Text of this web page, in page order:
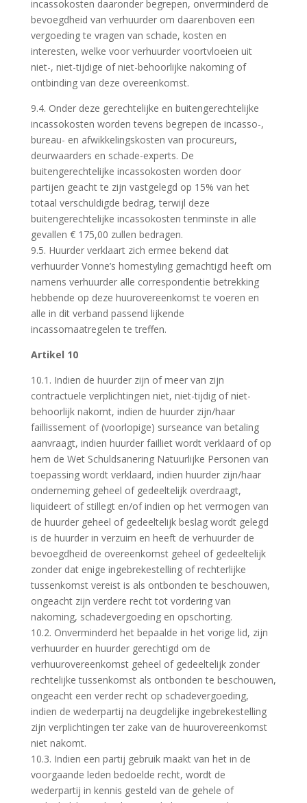
incassokosten daaronder begrepen, onverminderd de
bevoegdheid van verhuurder om daarenboven een
vergoeding te vragen van schade, kosten en
interesten, welke voor verhuurder voortvloeien uit
niet-, niet-tijdige of niet-behoorlijke nakoming of
ontbinding van deze overeenkomst.
9.4. Onder deze gerechtelijke en buitengerechtelijke
incassokosten worden tevens begrepen de incasso-,
bureau- en afwikkelingskosten van procureurs,
deurwaarders en schade-experts. De
buitengerechtelijke incassokosten worden door
partijen geacht te zijn vastgelegd op 15% van het
totaal verschuldigde bedrag, terwijl deze
buitengerechtelijke incassokosten tenminste in alle
gevallen € 175,00 zullen bedragen.
9.5. Huurder verklaart zich ermee bekend dat
verhuurder Vonne’s homestyling gemachtigd heeft om
namens verhuurder alle correspondentie betrekking
hebbende op deze huurovereenkomst te voeren en
alle in dit verband passend lijkende
incassomaatregelen te treffen.
Artikel 10
10.1. Indien de huurder zijn of meer van zijn
contractuele verplichtingen niet, niet-tijdig of niet-
behoorlijk nakomt, indien de huurder zijn/haar
faillissement of (voorlopige) surseance van betaling
aanvraagt, indien huurder failliet wordt verklaard of op
hem de Wet Schuldsanering Natuurlijke Personen van
toepassing wordt verklaard, indien huurder zijn/haar
onderneming geheel of gedeeltelijk overdraagt,
liquideert of stillegt en/of indien op het vermogen van
de huurder geheel of gedeeltelijk beslag wordt gelegd
is de huurder in verzuim en heeft de verhuurder de
bevoegdheid de overeenkomst geheel of gedeeltelijk
zonder dat enige ingebrekestelling of rechterlijke
tussenkomst vereist is als ontbonden te beschouwen,
ongeacht zijn verdere recht tot vordering van
nakoming, schadevergoeding en opschorting.
10.2. Onverminderd het bepaalde in het vorige lid, zijn
verhuurder en huurder gerechtigd om de
verhuurovereenkomst geheel of gedeeltelijk zonder
rechtelijke tussenkomst als ontbonden te beschouwen,
ongeacht een verder recht op schadevergoeding,
indien de wederpartij na deugdelijke ingebrekestelling
zijn verplichtingen ter zake van de huurovereenkomst
niet nakomt.
10.3. Indien een partij gebruik maakt van het in de
voorgaande leden bedoelde recht, wordt de
wederpartij in kennis gesteld van de gehele of